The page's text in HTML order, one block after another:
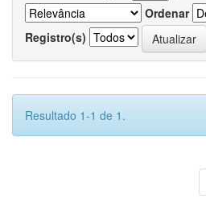
Ordenar
Registro(s)
Resultado 1-1 de 1.